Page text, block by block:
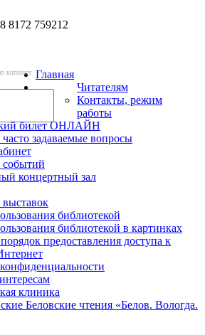
8172 759212
каталогу Главная
Читателям
Контакты, режим
работы
билет ОНЛАЙН
задаваемые вопросы
событий
концертный зал
выставок
библиотекой
библиотекой в картинках
предоставления доступа к
клиника
Беловские чтения «Белов. Вологда.